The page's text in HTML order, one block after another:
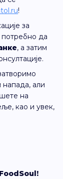
!
за
потребно да
, а затим
напада, али
на
као и увек,